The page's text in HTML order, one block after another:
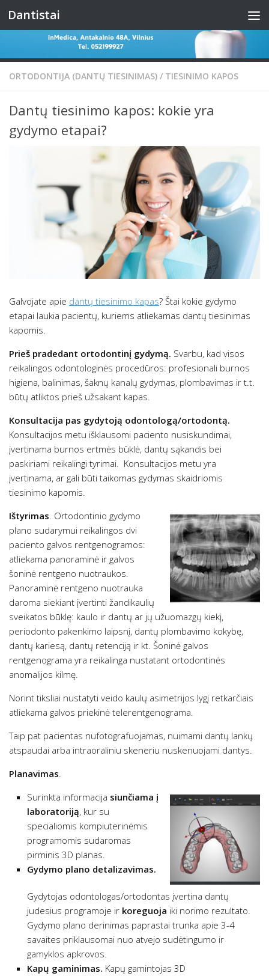
Skip to content
Dantistai
ORTODONTIJA (DANTŲ TIESINIMAS) / TIESINIMO KAPOS
Dantų tiesinimo kapos: kokie yra
gydymo etapai?
Galvojate apie dantų tiesinimo kapas? Štai kokie gydymo
etapai laukia pacientų, kuriems atliekamas dantų tiesinimas
kapomis.
Prieš pradedant ortodontinį gydymą. Svarbu, kad visos
reikalingos odontologinės procedūros: profesionali burnos
higiena, balinimas, šaknų kanalų gydymas, plombavimas ir t.t.
būtų atliktos prieš užsakant kapas.
Konsultacija pas gydytoją odontologą/ortodontą.
Konsultacijos metu išklausomi paciento nusiskundimai,
įvertinama burnos ertmės būklė, dantų sąkandis bei
paskiriami reikalingi tyrimai. Konsultacijos metu yra
įvertinama, ar gali būti taikomas gydymas skaidriomis
tiesinimo kapomis.
Ištyrimas. Ortodontinio gydymo
plano sudarymui reikalingos dvi
paciento galvos rentgenogramos:
atliekama panoraminė ir galvos
šoninė rentgeno nuotraukos.
Panoraminė rentgeno nuotrauka
daroma siekiant įvertinti žandikaulių
sveikatos būklę: kaulo ir dantų ar jų užuomazgų kiekį,
periodonto pakenkimo laipsnį, dantų plombavimo kokybę,
dantų kariesą, dantų retenciją ir kt. Šoninė galvos
rentgenograma yra reikalinga nustatant ortodontinės
anomalijos kilmę.
Norint tiksliai nustatyti veido kaulų asimetrijos lygį retkarčiais
atliekama galvos priekinė telerentgenograma.
Taip pat pacientas nufotografuojamas, nuimami dantų lankų
atspaudai arba intraoraliniu skeneriu nuskenuojami dantys.
Planavimas.
Surinkta informacija siunčiama į
laboratoriją, kur su
specialiomis kompiuterinėmis
programomis sudaromas
pirminis 3D planas.
Gydymo plano detalizavimas.
Gydytojas odontologas/ortodontas įvertina dantų
judesius programoje ir koreguoja iki norimo rezultato.
Gydymo plano derinimas paprastai trunka apie 3-4
savaites priklausomai nuo atvejo sudėtingumo ir
gamyklos apkrovos.
Kapų gaminimas. Kapų gamintojas 3D